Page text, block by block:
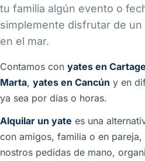
tu familia algún evento o
simplemente disfrutar de
en el mar.
Contamos con yates en
Marta, yates en Cancún y en
ya sea por días o horas.
Alquilar un yate es una
con amigos, familia o en
nostros pedidas de mano,